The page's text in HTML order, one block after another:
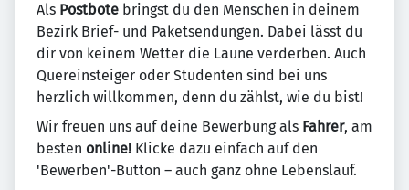
Als Postbote bringst du den Menschen in deinem
Bezirk Brief- und Paketsendungen. Dabei lässt du
dir von keinem Wetter die Laune verderben. Auch
Quereinsteiger oder Studenten sind bei uns
herzlich willkommen, denn du zählst, wie du bist!
Wir freuen uns auf deine Bewerbung als Fahrer, am
besten online! Klicke dazu einfach auf den
'Bewerben'-Button – auch ganz ohne Lebenslauf.